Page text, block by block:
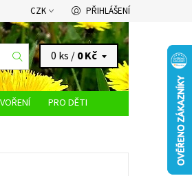
CZK PŘIHLÁŠENÍ
0 ks /0 Kč
PRO DĚTI